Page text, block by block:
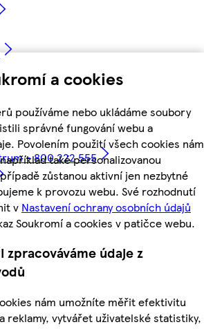
a cookies
používáme nebo ukládáme soubory
správné fungování webu a
Povolením použití všech cookies nám
také personalizovanou
zůstanou aktivní jen nezbytné
k provozu webu. Své rozhodnutí
v Nastavení ochrany osobních údajů
Soukromí a cookies v patičce webu.
zpracováváme údaje z
nám umožníte měřit efektivitu
reklamy, vytvářet uživatelské statistiky,
- 800 222 555